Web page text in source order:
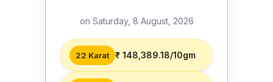
on Saturday, 8 August, 2026
22 Karat ₹ 148,389.18/10gm